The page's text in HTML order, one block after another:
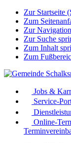
Zur Startseite
Zum
Zur
Zur Suche
Zum Inhalt
Zum
Jobs &
Service-
Online-